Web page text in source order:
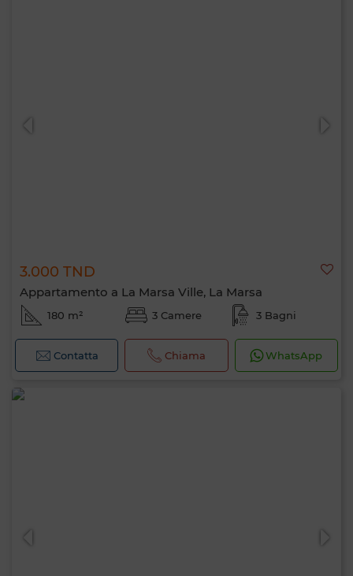
3.000 TND
Appartamento a La Marsa Ville, La Marsa
180 m² 3 Camere 3 Bagni
Contatta Chiama WhatsApp